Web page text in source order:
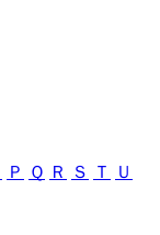
Ｐ Ｑ Ｒ Ｓ Ｔ
Ｕ